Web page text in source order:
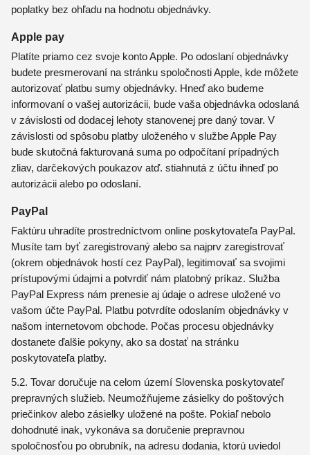
poplatky bez ohľadu na hodnotu objednávky.
Apple pay
Platíte priamo cez svoje konto Apple. Po odoslaní objednávky
budete presmerovaní na stránku spoločnosti Apple, kde môžete
autorizovať platbu sumy objednávky. Hneď ako budeme
informovaní o vašej autorizácii, bude vaša objednávka odoslaná
v závislosti od dodacej lehoty stanovenej pre daný tovar. V
závislosti od spôsobu platby uloženého v službe Apple Pay
bude skutočná fakturovaná suma po odpočítaní prípadných
zliav, darčekových poukazov atď. stiahnutá z účtu ihneď po
autorizácii alebo po odoslaní.
PayPal
Faktúru uhradíte prostredníctvom online poskytovateľa PayPal.
Musíte tam byť zaregistrovaný alebo sa najprv zaregistrovať
(okrem objednávok hostí cez PayPal), legitimovať sa svojimi
prístupovými údajmi a potvrdiť nám platobný príkaz. Služba
PayPal Express nám prenesie aj údaje o adrese uložené vo
vašom účte PayPal. Platbu potvrdíte odoslaním objednávky v
našom internetovom obchode. Počas procesu objednávky
dostanete ďalšie pokyny, ako sa dostať na stránku
poskytovateľa platby.
5.2. Tovar doručuje na celom území Slovenska poskytovateľ
prepravných služieb. Neumožňujeme zásielky do poštových
priečinkov alebo zásielky uložené na pošte. Pokiaľ nebolo
dohodnuté inak, vykonáva sa doručenie prepravnou
spoločnosťou po obrubník, na adresu dodania, ktorú uviedol